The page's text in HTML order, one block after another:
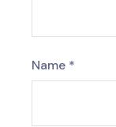
Name *